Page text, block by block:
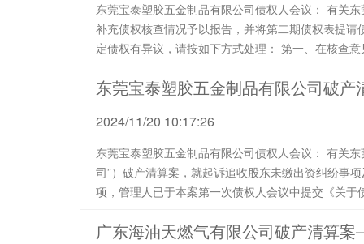
东莞宝泰塑胶五金制品有限公司债权人会议： 有关东莞宝泰塑胶五金制品有限公司（以下简称“宝泰公司”）破产清算案，就
补充债权核查情况予以报告，并将第二期债权表提请债权人会议核查。 如各债权人对附件
定债权有异议，请按如下方式处理： 第一、在核查意见表中说明异议债权、异议理由及法律依据，并于2024年12月5日前将
东莞宝泰塑胶五金制品有限公司破产
2024/11/20 10:17:26
东莞宝泰塑胶五金制品有限公司债权人会议： 有关东莞宝泰塑胶五金制品有限公司（以下简称“宝泰公
司”）破产清算案，就起诉追收股东未缴出资纠纷事
项，管理人已于本案第一次债权人会议中提交《关
债权人会议后债权人书...
广东海油天燃气有限公司破产清算